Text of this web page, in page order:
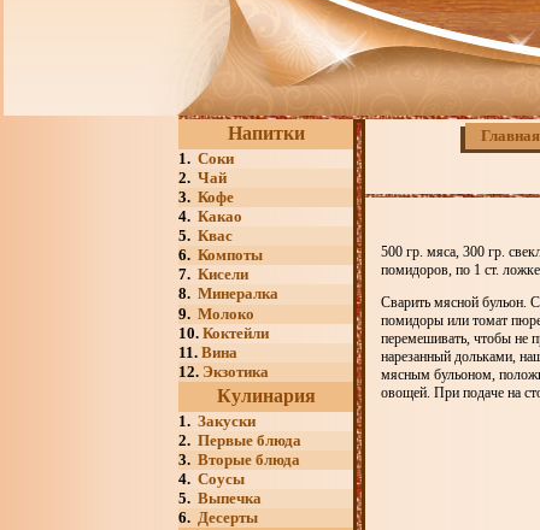
Напитки
1. Соки
2. Чай
3. Кофе
4. Какао
5. Квас
6. Компоты
7. Кисели
8. Минералка
9. Молоко
10. Коктейли
11. Вина
12. Экзотика
Кулинария
1. Закуски
2. Первые блюда
3. Вторые блюда
4. Соусы
5. Выпечка
6. Десерты
Главная
500 гр. мяса, 300 гр.
помидоров, по 1 ст.
Сварить мясной бульон.
помидоры или томат
перемешивать, чтобы не
нарезанный дольками,
мясным бульоном,
овощей. При подаче на